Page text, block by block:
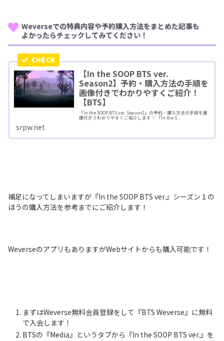
Weverseでの特典内容や予約購入方法をまとめた記事も
よかったらチェックしてみてください！
【In the SOOP BTS ver.
Season2】予約・購入方法の手順を
画像付きでわかりやすくご紹介！
【BTS】
『In the SOOP BTS ver. Season2』の予約・購入方法の手順を画
像付きでわかりやすくご紹介します！ 『In the S...
srpw.net
補足になってしまいますが『In the SOOP BTS ver.』シーズン１の
ほうの購入方法を参考までにご紹介します！
WeverseのアプリもありますがWebサイトからも購入可能です！
まずはWeverse無料会員登録をして『BTS Weverse』に無料
で入会します！
BTSの『Media』というタブから『In the SOOP BTS ver.』を